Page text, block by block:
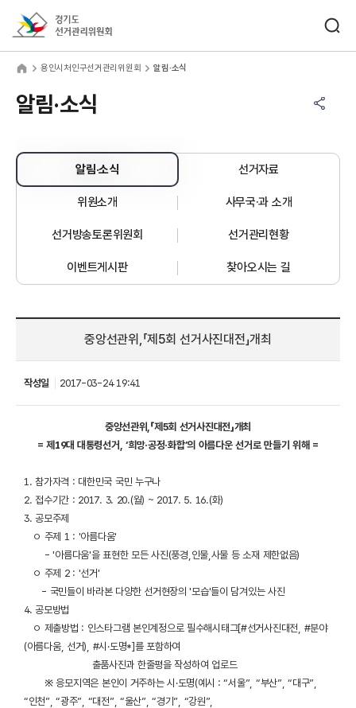
용인시처인구선거관리위원회 알림·소식
알림·소식
알림·소식 선거자료
위원소개 사무국·과 소개
선거방송토론위원회 선거관리현황
이벤트게시판 찾아오시는 길
중앙선관위,「제5회 선거사진대전」개최
작성일 2017-03-24 19:41
중앙선관위,「제5회 선거사진대전」개최
= 제19대 대통령선거, ‘희망·공정·화합’의 아름다운 선거로 만들기 위해 =
1. 참가자격 : 대한민국 국민 누구나
2. 접수기간 : 2017. 3. 20.(월) ~ 2017. 5. 16.(화)
3. 공모주제
ㅇ 주제 1 : '아름다움'
- '아름다움'을 표현한 모든 사진(풍경,인물,사물 등 소재 제한없음)
ㅇ 주제 2 : '선거'
- 국민들이 바라본 다양한 선거현장의 '모습'들이 담겨있는 사진
4. 공모방법
ㅇ 제출방법 : 인스타그램 본인계정으로 필수해시태그[#선거사진대전, #분야
(아름다움, 선거), #시·도명*]를 포함하여
출품사진과 한줄평을 작성하여 업로드
※ 응모지역은 본인이 거주하는 시·도명(예시 : “서울”, “부산”, “대구”,
“인천”, “광주”, “대전”, “울산”, “경기”, “강원”,